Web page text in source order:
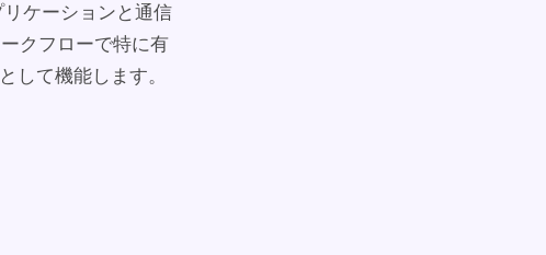
ケーションと通信
クフローで特に有
して機能します。